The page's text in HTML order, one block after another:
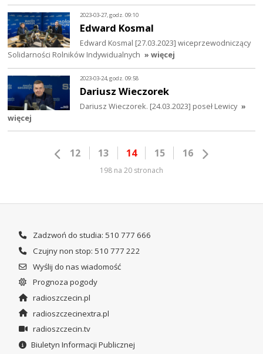
2023-03-27, godz. 09:10
Edward Kosmal
Edward Kosmal [27.03.2023] wiceprzewodniczący
Solidarności Rolników Indywidualnych » więcej
2023-03-24, godz. 09:58
Dariusz Wieczorek
Dariusz Wieczorek. [24.03.2023] poseł Lewicy »
więcej
12 13 14 15 16
198 na 20 stronach
Zadzwoń do studia: 510 777 666
Czujny non stop: 510 777 222
Wyślij do nas wiadomość
Prognoza pogody
radioszczecin.pl
radioszczecinextra.pl
radioszczecin.tv
Biuletyn Informacji Publicznej